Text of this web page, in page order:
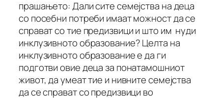
прашањето: Дали сите семејства на деца
со посебни потреби имаат можност да се
справат со тие предизвици и што им нуди
инклузивното образование? Целта на
инклузивното образование е да ги
подготви овие деца за понатамошниот
живот, да умеат тие и нивните семејства
да се справат со предизвици во